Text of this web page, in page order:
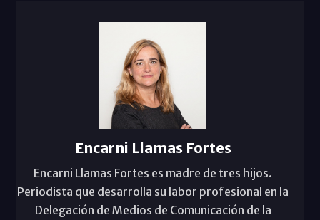
Encarni Llamas Fortes
Encarni Llamas Fortes es madre de tres hijos.
Periodista que desarrolla su labor profesional en la
Delegación de Medios de Comunicación de la